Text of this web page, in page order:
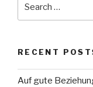
for:
RECENT
Auf gute